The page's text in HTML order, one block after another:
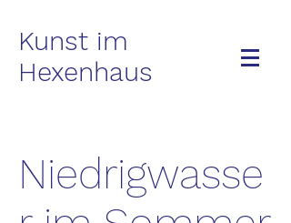
Kunst im
Hexenhaus
Niedrigwasse